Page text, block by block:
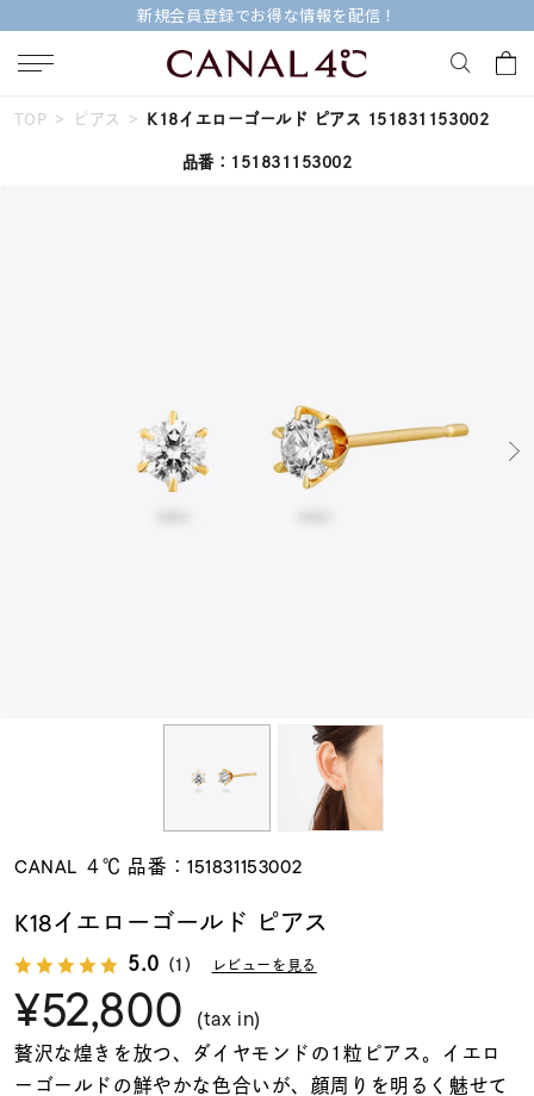
新規会員登録でお得な情報を配信！
キーワードで検索する
Canal４℃
ファッションテイス
ト
着用シーン
TOP ピアス K18イエローゴールド ピアス 151831153002
品番：151831153002
CANAL ４℃ 品番：151831153002
K18イエローゴールド ピアス
5.0 （1） レビューを見る
¥52,800 (tax in)
贅沢な煌きを放つ、ダイヤモンドの1粒ピアス。イエロ
ーゴールドの鮮やかな色合いが、顔周りを明るく魅せて